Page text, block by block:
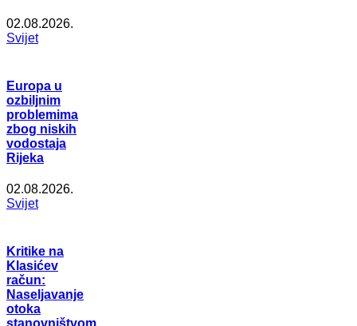
02.08.2026.
Svijet
Europa u
ozbiljnim
problemima
zbog niskih
vodostaja
Rijeka
02.08.2026.
Svijet
Kritike na
Klasićev
račun:
Naseljavanje
otoka